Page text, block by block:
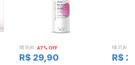
R$ 56,90 47% OFF
R$ 29,90
R$ 31,90
R$